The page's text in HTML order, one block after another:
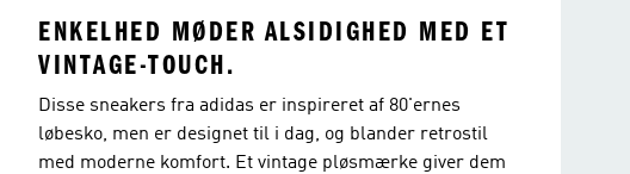
ENKELHED MØDER ALSIDIGHED MED ET
VINTAGE-TOUCH.
Disse sneakers fra adidas er inspireret af 80'ernes
løbesko, men er designet til i dag, og blander retrostil
med moderne komfort. Et vintage pløsmærke giver dem